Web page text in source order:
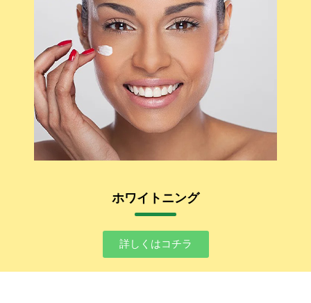
ホワイトニング
詳しくはコチラ